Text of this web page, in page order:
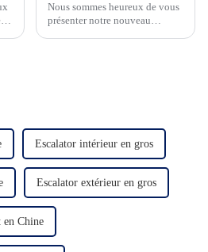
Nous sommes heureux de vous
présenter notre nouveau
Escalator intérieur en gros
Escalator extérieur en gros
en Chine